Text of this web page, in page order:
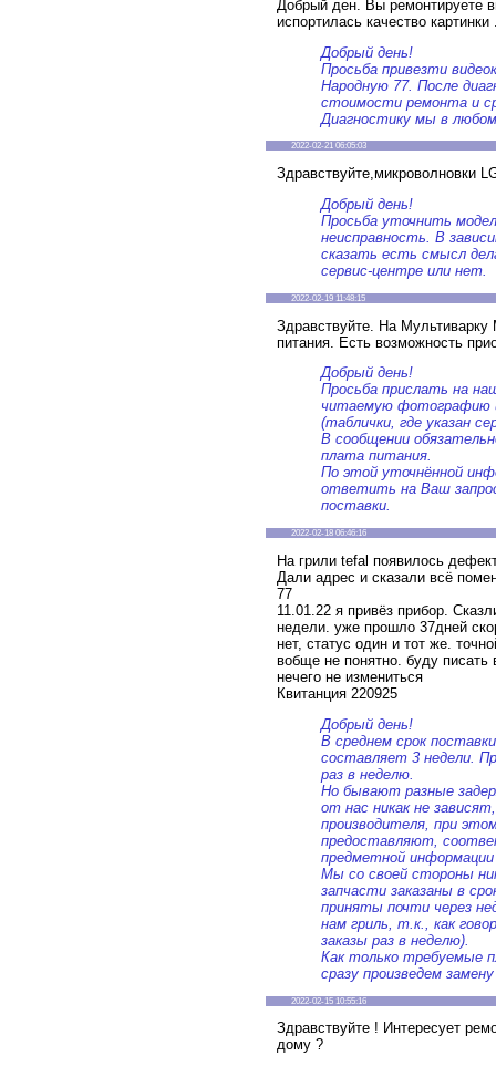
Добрый ден. Вы ремонтируете
испортилась качество картинки
Добрый день!
Просьба привезти
Народную 77. После
стоимости ремонта и
Диагностику мы в
2022-02-21 06:05:03
Здравствуйте,микроволновки
Добрый день!
Просьба уточнить
неисправность. В
сказать есть смысл
сервис-центре или нет.
2022-02-19 11:48:15
Здравствуйте. На Мультиварку
питания. Есть возможность
Добрый день!
Просьба прислать на
читаемую фотографию
(таблички, где указан
В сообщении
плата питания.
По этой уточнённой
ответить на Ваш
поставки.
2022-02-18 06:46:16
На грили tefal появилось
Дали адрес и сказали всё
77
11.01.22 я привёз прибор.
недели. уже прошло 37дней
нет, статус один и тот же.
вобще не понятно. буду
нечего не измениться
Квитанция 220925
Добрый день!
В среднем срок
составляет 3 недели.
раз в неделю.
Но бывают разные
от нас никак не
производителя, при
предоставляют,
предметной
Мы со своей стороны
запчасти заказаны в
приняты почти через
нам гриль, т.к., как
заказы раз в неделю).
Как только требуемые
сразу произведем
2022-02-15 10:55:16
Здравствуйте ! Интересует
дому ?